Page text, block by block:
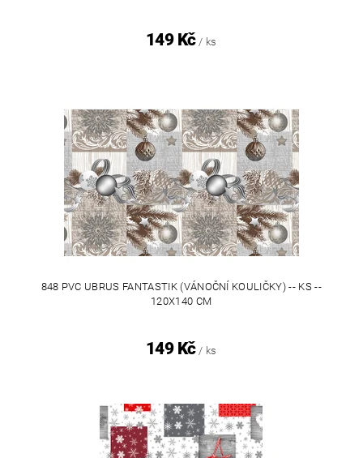
149 Kč / ks
848 PVC UBRUS FANTASTIK (VÁNOČNÍ KOULIČKY) -- KS --
120X140 CM
149 Kč / ks